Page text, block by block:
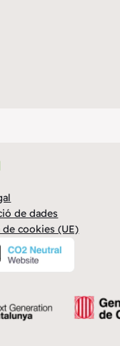
de dades
de cookies (UE)